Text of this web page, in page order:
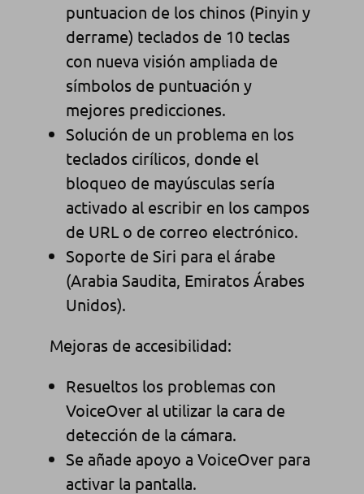
puntuacion de los chinos (Pinyin y
derrame) teclados de 10 teclas
con nueva visión ampliada de
símbolos de puntuación y
mejores predicciones.
Solución de un problema en los
teclados cirílicos, donde el
bloqueo de mayúsculas sería
activado al escribir en los campos
de URL o de correo electrónico.
Soporte de Siri para el árabe
(Arabia Saudita, Emiratos Árabes
Unidos).
Mejoras de accesibilidad:
Resueltos los problemas con
VoiceOver al utilizar la cara de
detección de la cámara.
Se añade apoyo a VoiceOver para
activar la pantalla.